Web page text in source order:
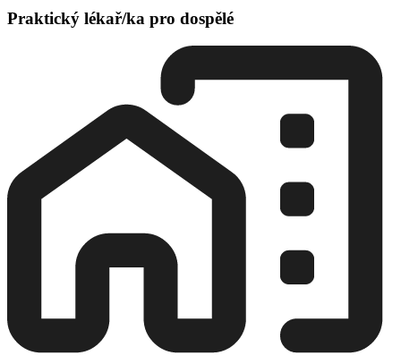
Praktický lékař/ka pro dospělé